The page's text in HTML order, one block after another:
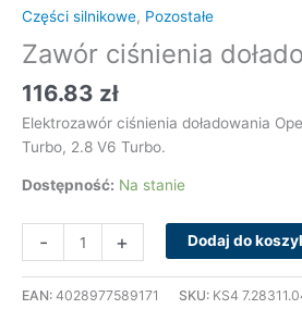
Części silnikowe, Pozostałe
Zawór ciśnienia
116.83 zł
Elektrozawór ciśnienia doładowania
Turbo, 2.8 V6 Turbo.
Dostępność: Na stanie
- + Dodaj do
EAN: 4028977589171 SKU: KS4